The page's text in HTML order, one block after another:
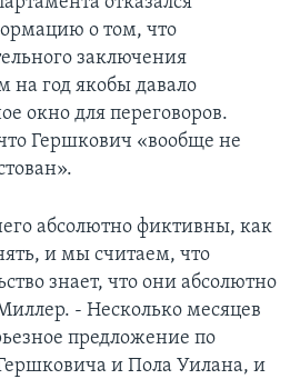
о том, что
заключения
на год якобы давало
окно для переговоров.
Гершкович «вообще не
абсолютно фиктивны, как
и мы считаем, что
знает, что они абсолютно
- Несколько месяцев
предложение по
и Пола Уилана, и